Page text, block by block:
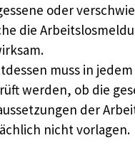
oder
die
muss in
werden, ob die
der
nicht vorlagen.